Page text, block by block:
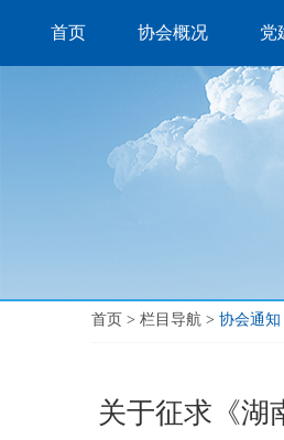
首页 协会概况 党
首页 > 栏目导航 > 协会通知
关于征求《湖